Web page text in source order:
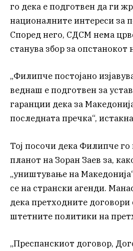
го дека е подготвен да ги
националните интереси за
Според него, СДСМ нема
станува збор за опстанокот
„Филипче постојано
веднаш е подготвен за
гаранции дека за
последната пречка“,
Тој посочи дека Филипче
планот на Зоран Заев за,
„уништување на
се на странски агенди.
дека претходните договори
штетните политики на
„Преспанскиот договор,